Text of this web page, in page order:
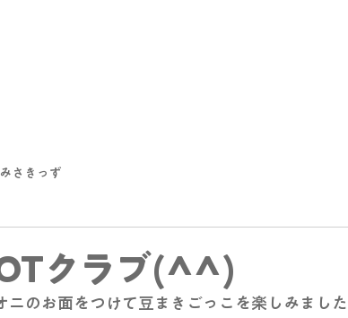
さきっず
クラブ(^^)
ニのお面をつけて豆まきごっこを楽しみました